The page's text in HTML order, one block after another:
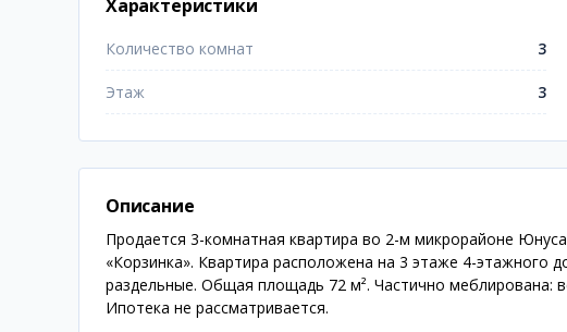
Характеристики
Количество комнат 3
Этаж 3
Описание
Продается 3-комнатная квартира во 2-м микрорайоне
«Корзинка». Квартира расположена на 3 этаже 4-этажного
раздельные. Общая площадь 72 м². Частично меблирована:
Ипотека не рассматривается.